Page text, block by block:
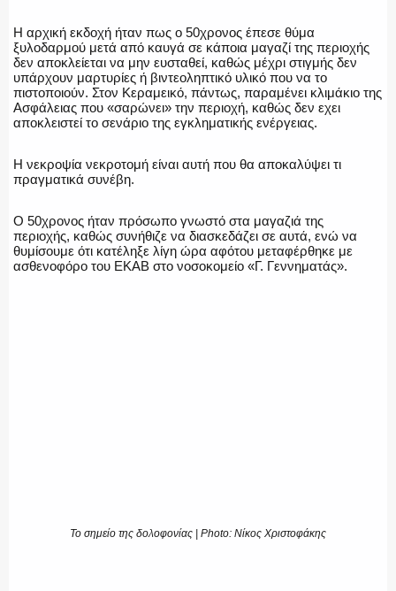
Η ΦΩΝΗ ΣΟΥ
ΟΜΑΔΕΣ ΕΛ.ΑΣ.
Η αρχική εκδοχή ήταν πως ο 50χρονος έπεσε θύμα
ξυλοδαρμού μετά από καυγά σε κάποια μαγαζί της περιοχής
δεν αποκλείεται να μην ευσταθεί, καθώς μέχρι στιγμής δεν
υπάρχουν μαρτυρίες ή βιντεοληπτικό υλικό που να το
πιστοποιούν. Στον Κεραμεικό, πάντως, παραμένει κλιμάκιο της
Ασφάλειας που «σαρώνει» την περιοχή, καθώς δεν εχει
αποκλειστεί το σενάριο της εγκληματικής ενέργειας.
Η νεκροψία νεκροτομή είναι αυτή που θα αποκαλύψει τι
πραγματικά συνέβη.
Ο 50χρονος ήταν πρόσωπο γνωστό στα μαγαζιά της
περιοχής, καθώς συνήθιζε να διασκεδάζει σε αυτά, ενώ να
θυμίσουμε ότι κατέληξε λίγη ώρα αφότου μεταφέρθηκε με
ασθενοφόρο του ΕΚΑΒ στο νοσοκομείο «Γ. Γεννηματάς».
Το σημείο της δολοφονίας | Photo: Νίκος Χριστοφάκης